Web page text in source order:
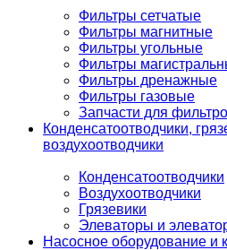
Фильтры сетчатые
Фильтры магнитные
Фильтры угольные
Фильтры
Фильтры дренажные
Фильтры газовые
Запчасти для
Конденсатоотводчики,
воздухоотводчики
Конденсатоотводчики
Воздухоотводчики
Грязевики
Элеваторы и
Насосное оборудование и